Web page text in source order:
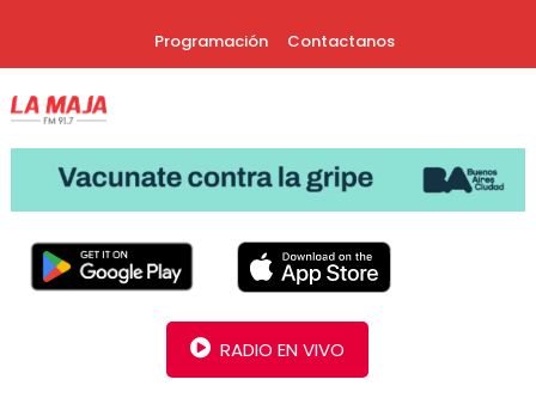
Programación Contactanos
Radio La Maja
RADIO EN VIVO